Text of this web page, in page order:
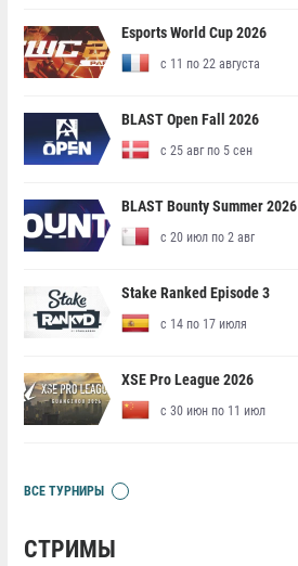
Esports World Cup 2026
с 11 по 22 августа
BLAST Open Fall 2026
с 25 авг по 5 сен
BLAST Bounty Summer 2026
с 20 июл по 2 авг
Stake Ranked Episode 3
с 14 по 17 июля
XSE Pro League 2026
с 30 июн по 11 июл
ВСЕ ТУРНИРЫ
СТРИМЫ